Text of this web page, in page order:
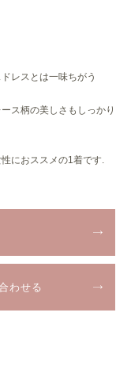
レスとは一味ちがう
ス柄の美しさもしっかり
におススメの1着です.
わせる